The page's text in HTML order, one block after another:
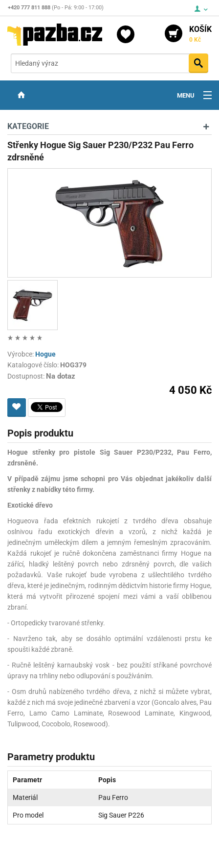
+420 777 811 888 (Po - Pá: 9:00 - 17:00)
KOŠÍK
0 Kč
MENU
OPTIKA
STŘELIVO
DETEKTORY KOVŮ
KATEGORIE
Střenky Hogue Sig Sauer P230/P232 Pau Ferro
zdrsněné
Výrobce:Hogue
Katalogové číslo: HOG379
Dostupnost: Na dotaz
4 050 Kč
Popis produktu
Hogue střenky pro pistole Sig Sauer P230/P232, Pau Ferro,
zdrsněné.
V případě zájmu jsme schopni pro Vás objednat jakékoliv další
střenky z nabídky této firmy.
Exotické dřevo
Hogueova řada efektních rukojetí z tvrdého dřeva obsahuje
oslnivou řadu exotických dřevin a vzorů, z nichž každá je
jedinečným uměleckým dílem a jemným řemeslným zpracováním.
Každá rukojeť je ručně dokončena zaměstnanci firmy Hogue na
zářící, hladký leštěný povrch nebo zdrsněný povrch, dle vašich
požadavků. Vaše rukojeť bude vyrobena z ušlechtilého tvrdého
dřeva, které je jedinečným, rodinným dědictvím historie firmy Hogue,
která má vytvořit přirozené spojení mezi vámi a vaší oblíbenou
zbraní.
- Ortopedicky tvarované střenky.
- Navrženo tak, aby se dosáhlo optimální vzdálenosti prstu ke
spoušti každé zbraně.
- Ručně leštěný karnaubský vosk - bez použití stříkané povrchové
úpravy na trhliny nebo odlupování s používáním.
- Osm druhů nabízeného tvrdého dřeva, z nichž si můžete vybrat,
každé z nich má svoje jedinečné zbarvení a vzor (Goncalo alves, Pau
Ferro, Lamo Camo Laminate, Rosewood Laminate, Kingwood,
Tulipwood, Cocobolo, Rosewood).
Parametry produktu
Parametr Popis
Materiál Pau Ferro
Pro model Sig Sauer P226